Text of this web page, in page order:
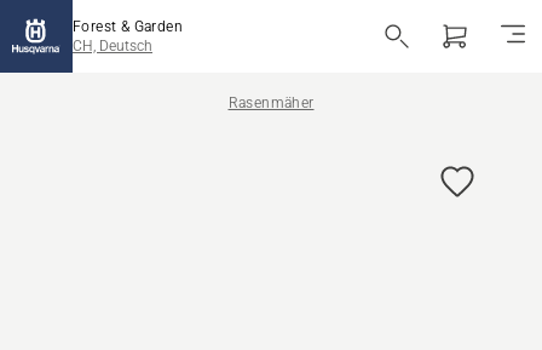
Forest & Garden
CH, Deutsch
Rasenmäher